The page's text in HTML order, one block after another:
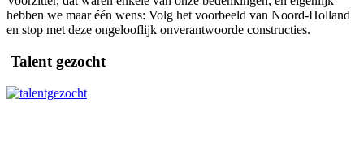
hebben we maar één wens: Volg het voorbeeld van Noord-Holland
en stop met deze ongelooflijk onverantwoorde constructies.
Talent gezocht